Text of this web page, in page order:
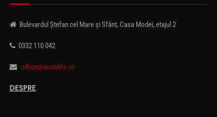
Bulevardul Ștefan cel Mare și Sfânt, Casa Modei, etajul 2
0332 110 042
office@iasitvlife.ro
DESPRE